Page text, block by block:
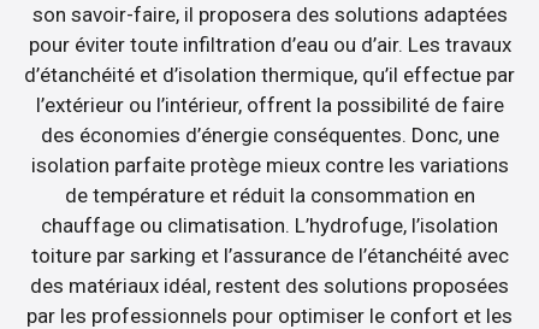
son savoir-faire, il proposera des solutions adaptées
pour éviter toute infiltration d’eau ou d’air. Les travaux
d’étanchéité et d’isolation thermique, qu’il effectue par
l’extérieur ou l’intérieur, offrent la possibilité de faire
des économies d’énergie conséquentes. Donc, une
isolation parfaite protège mieux contre les variations
de température et réduit la consommation en
chauffage ou climatisation. L’hydrofuge, l’isolation
toiture par sarking et l’assurance de l’étanchéité avec
des matériaux idéal, restent des solutions proposées
par les professionnels pour optimiser le confort et les